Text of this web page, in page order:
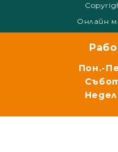
Онлайн
Пон.-